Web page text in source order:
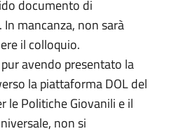
documento di
mancanza, non sarà
il colloquio.
avendo presentato la
la piattaforma DOL del
le Politiche Giovanili e il
non si